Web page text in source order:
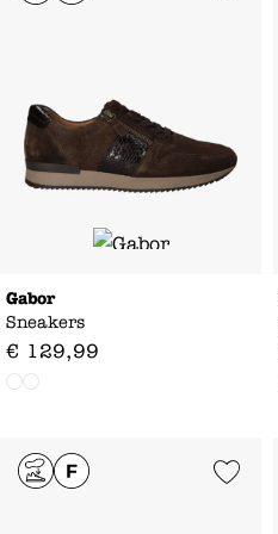
Gabor
Sneakers
€ 129,99
Add to Wishlist